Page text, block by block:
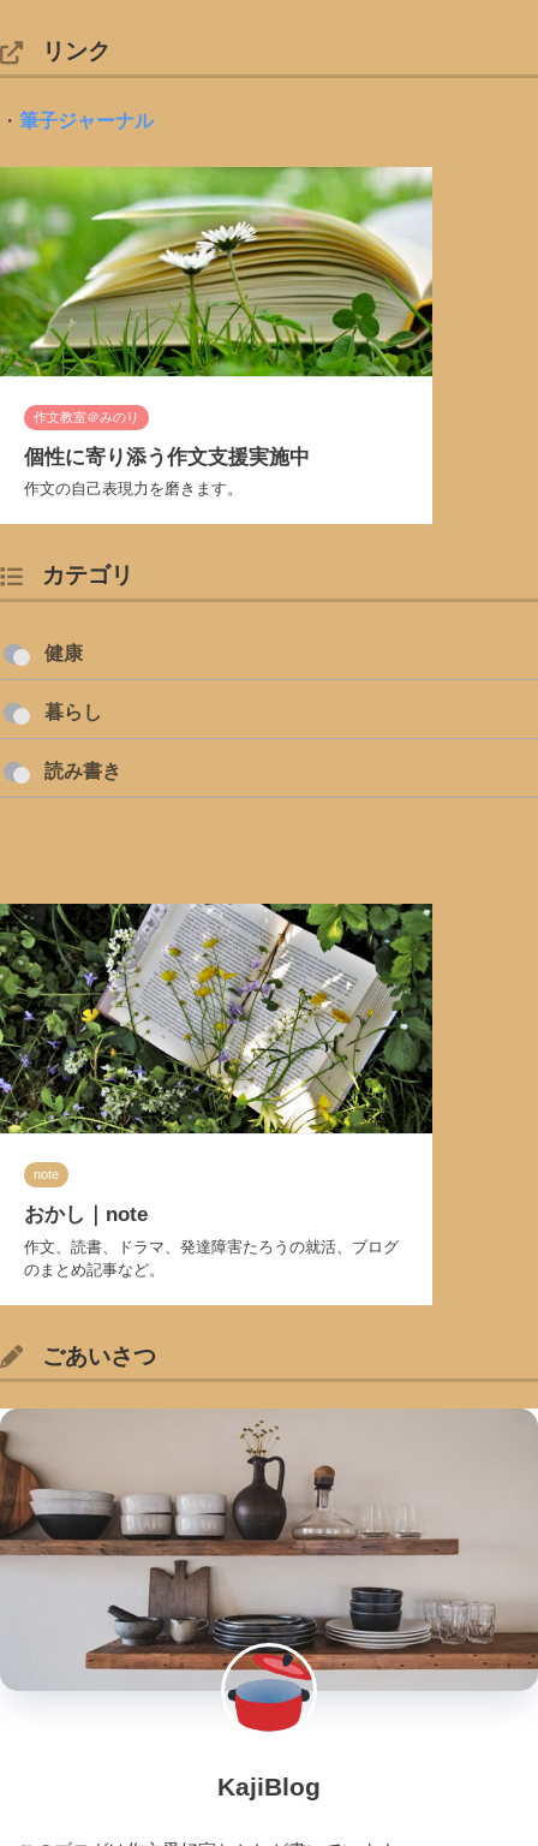
リンク
・ 筆子ジャーナル
作文教室＠みのり
個性に寄り添う作文支援実施中
作文の自己表現力を磨きます。
カテゴリ
健康
暮らし
読み書き
note
おかし｜note
作文、読書、ドラマ、発達障害たろうの就活、ブログ
のまとめ記事など。
ごあいさつ
KajiBlog